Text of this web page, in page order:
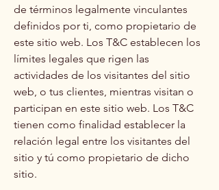
de términos legalmente vinculantes
definidos por ti, como propietario de
este sitio web. Los T&C establecen los
límites legales que rigen las
actividades de los visitantes del sitio
web, o tus clientes, mientras visitan o
participan en este sitio web. Los T&C
tienen como finalidad establecer la
relación legal entre los visitantes del
sitio y tú como propietario de dicho
sitio.